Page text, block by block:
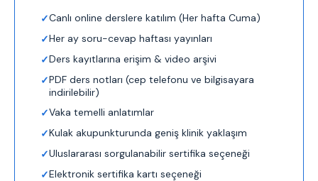
Canlı online derslere katılım (Her hafta Cuma)
Her ay soru-cevap haftası yayınları
Ders kayıtlarına erişim & video arşivi
PDF ders notları (cep telefonu ve bilgisayara
indirilebilir)
Vaka temelli anlatımlar
Kulak akupunkturunda geniş klinik yaklaşım
Uluslararası sorgulanabilir sertifika seçeneği
Elektronik sertifika kartı seçeneği